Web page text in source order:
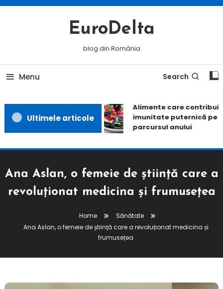
Skip
EuroDelta
blog din România
Menu Search
Ultimele articole
Alimente care contribuie
imunitate puternică pe
parcursul anului
Ana Aslan, o femeie de știință care a
revoluționat medicina și frumusețea
Home
Sănătate
Ana Aslan, o femeie de știință care a revoluționat medicina și
frumusețea